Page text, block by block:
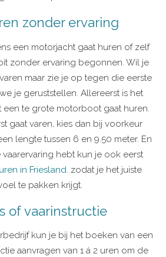
zonder ervaring
een motorjacht gaat huren of zelf
zonder ervaring begonnen. Wil je
maar zie je op tegen die eerste
je geruststellen. Allereerst is het
een te grote motorboot gaat huren.
gaat varen, kies dan bij voorkeur
lengte tussen 6 en 9.50 meter. En
hebt kun je ook eerst
in Friesland . zodat je het juiste
te pakken krijgt.
of vaarinstructie
kun je bij het boeken van een
aanvragen van 1 á 2 uren om de